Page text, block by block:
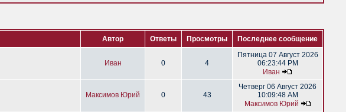
Автор Ответы Просмотры Последнее сообщение
Иван 0 4
Пятница 07 Август 2026
06:23:44 PM
Иван
Максимов Юрий 0 43
Четверг 06 Август 2026
10:09:48 AM
Максимов Юрий